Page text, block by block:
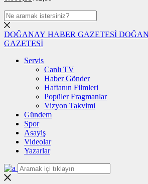
DOĞANAY HABER GAZETESİ
GAZETESİ
Servis
Canlı TV
Haber Gönder
Haftanın Filmleri
Popüler Fragmanlar
Vizyon Takvimi
Gündem
Spor
Asayiş
Videolar
Yazarlar